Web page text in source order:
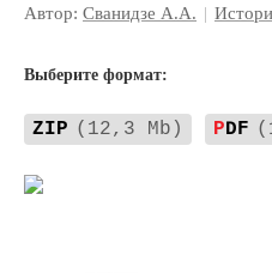
Автор: Сванидзе А.А. |
Выберите формат:
ZIP (12,3 Mb) PDF